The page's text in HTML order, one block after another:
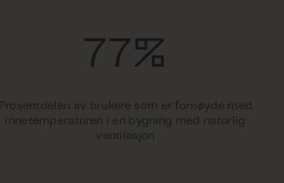
77%
Prosentdelen av brukere som er fornøyde med
innetemperaturen i en bygning med naturlig
ventilasjon